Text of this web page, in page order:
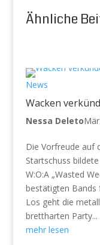
Ähnliche
News
Wacken
Nessa Deleto
Die Vorfreude auf
Startschuss
W:O:A „Wasted
bestätigten Bands
Los geht die
brettharten Party...
mehr lesen